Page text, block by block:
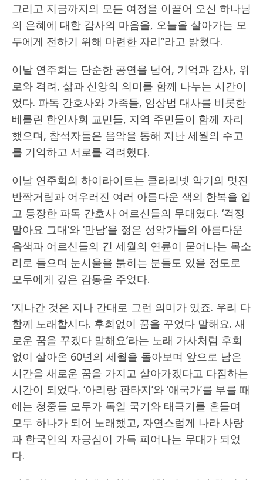
그리고 지금까지의 모든 여정을 이끌어 오신 하나님
의 은혜에 대한 감사의 마음을, 오늘을 살아가는 모
두에게 전하기 위해 마련한 자리”라고 밝혔다.
이날 연주회는 단순한 공연을 넘어, 기억과 감사, 위
로와 격려, 삶과 신앙의 의미를 함께 나누는 시간이
었다. 파독 간호사와 가족들, 임상범 대사를 비롯한
베를린 한인사회 교민들, 지역 주민들이 함께 자리
했으며, 참석자들은 음악을 통해 지난 세월의 수고
를 기억하고 서로를 격려했다.
이날 연주회의 하이라이트는 클라리넷 악기의 멋진
반짝거림과 어우러진 여러 아름다운 색의 한복을 입
고 등장한 파독 간호사 어르신들의 무대였다. ‘걱정
말아요 그대’와 ‘만남’을 젊은 성악가들의 아름다운
음색과 어르신들의 긴 세월의 연륜이 묻어나는 목소
리로 들으며 눈시울을 붉히는 분들도 있을 정도로
모두에게 깊은 감동을 주었다.
‘지나간 것은 지나 간대로 그런 의미가 있죠. 우리 다
함께 노래합시다. 후회없이 꿈을 꾸었다 말해요. 새
로운 꿈을 꾸겠다 말해요’라는 노래 가사처럼 후회
없이 살아온 60년의 세월을 돌아보며 앞으로 남은
시간을 새로운 꿈을 가지고 살아가겠다고 다짐하는
시간이 되었다. ‘아리랑 판타지’와 ‘애국가’를 부를 때
에는 청중들 모두가 독일 국기와 태극기를 흔들며
모두 하나가 되어 노래했고, 자연스럽게 나라 사랑
과 한국인의 자긍심이 가득 피어나는 무대가 되었
다.